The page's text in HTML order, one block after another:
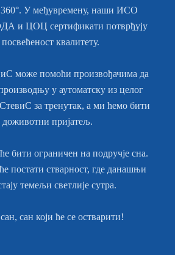
360°. У међувремену, наши ИСО
и ЦОЦ сертификати потврђују
квалитету.
може помоћи произвођачима да
у аутоматску из целог
за тренутак, а ми ћемо бити
пријатељ.
бити ограничен на подручје сна.
постати стварност, где данашњи
темељи светлије сутра.
сан који ће се остварити!